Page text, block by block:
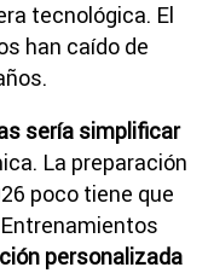
tecnológica. El
han caído de
sería simplificar
La preparación
poco tiene que
personalizada